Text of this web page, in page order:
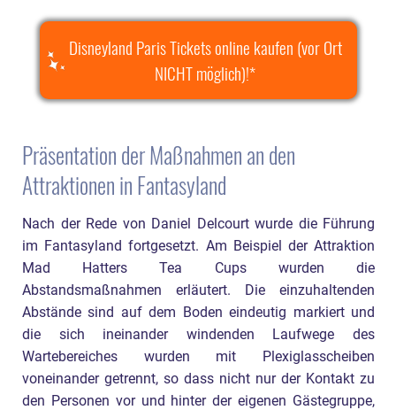
Disneyland Paris Tickets online kaufen (vor Ort
NICHT möglich)!
Präsentation der Maßnahmen an den
Attraktionen in Fantasyland
Nach der Rede von Daniel Delcourt wurde die Führung
im Fantasyland fortgesetzt. Am Beispiel der Attraktion
Mad Hatters Tea Cups wurden die
Abstandsmaßnahmen erläutert. Die einzuhaltenden
Abstände sind auf dem Boden eindeutig markiert und
die sich ineinander windenden Laufwege des
Wartebereiches wurden mit Plexiglasscheiben
voneinander getrennt, so dass nicht nur der Kontakt zu
den Personen vor und hinter der eigenen Gästegruppe,